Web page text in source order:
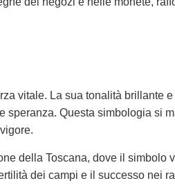
vitale. La sua tonalità brillante
speranza. Questa simbologia si
della Toscana, dove il simbolo
dei campi e il successo nei